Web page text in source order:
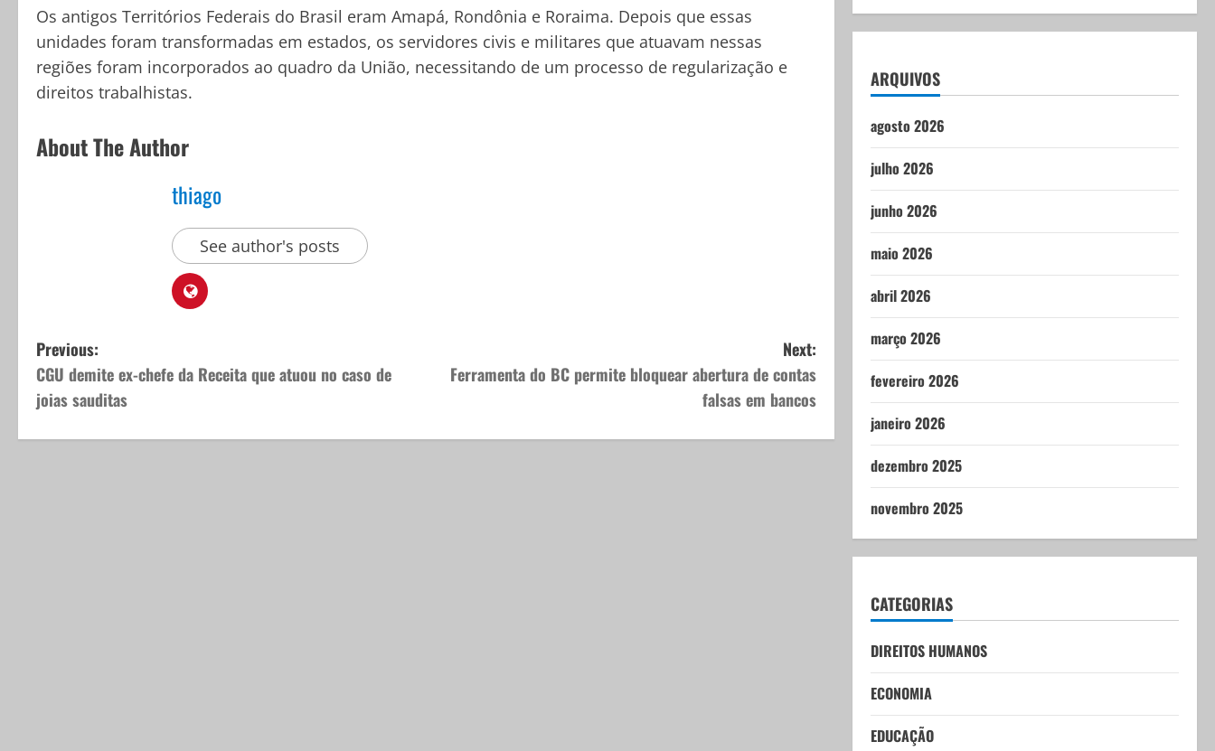
Os antigos Territórios Federais do Brasil eram Amapá, Rondônia e Roraima. Depois que essas
unidades foram transformadas em estados, os servidores civis e militares que atuavam nessas
regiões foram incorporados ao quadro da União, necessitando de um processo de regularização e
direitos trabalhistas.
About The Author
thiago
See author's posts
P
o
s
Previous:
CGU demite ex-chefe da Receita que atuou no caso de
joias sauditas
Next:
Ferramenta do BC permite bloquear abertura de contas
falsas em bancos
ARQUIVOS
agosto 2026
julho 2026
junho 2026
maio 2026
abril 2026
março 2026
fevereiro 2026
janeiro 2026
dezembro 2025
novembro 2025
CATEGORIAS
DIREITOS HUMANOS
ECONOMIA
EDUCAÇÃO